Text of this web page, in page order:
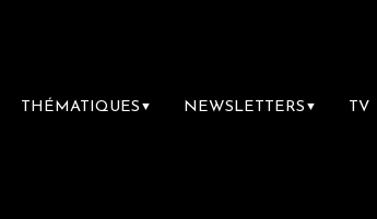
THÉMATIQUES ▼ NEWSLETTERS ▼ TV